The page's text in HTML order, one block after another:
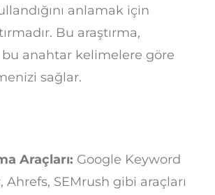
anlamak için
Bu araştırma,
anahtar kelimelere göre
sağlar.
Araçları: Google Keyword
Ahrefs, SEMrush gibi araçları